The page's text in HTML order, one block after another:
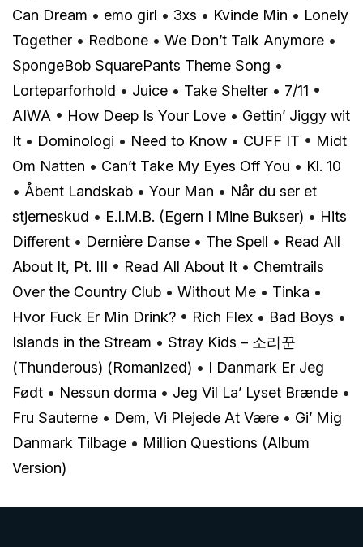
Can Dream • ​emo girl • 3xs • Kvinde Min • Lonely
Together • Redbone • We Don’t Talk Anymore •
SpongeBob SquarePants Theme Song •
Lorteparforhold • Juice • Take Shelter • 7/11 •
AIWA • How Deep Is Your Love • Gettin’ Jiggy wit
It • Dominologi • Need to Know • CUFF IT • Midt
Om Natten • Can’t Take My Eyes Off You • Kl. 10
• Åbent Landskab • Your Man • Når du ser et
stjerneskud • E.I.M.B. (Egern I Mine Bukser) • Hits
Different • Dernière Danse • The Spell • Read All
About It, Pt. III • Read All About It • Chemtrails
Over the Country Club • Without Me • Tinka •
Hvor Fuck Er Min Drink? • Rich Flex • Bad Boys •
Islands in the Stream • Stray Kids – 소리꾼
(Thunderous) (Romanized) • I Danmark Er Jeg
Født • Nessun dorma • Jeg Vil La’ Lyset Brænde •
Fru Sauterne • Dem, Vi Plejede At Være • Gi’ Mig
Danmark Tilbage • Million Questions (Album
Version)